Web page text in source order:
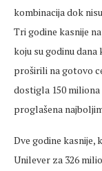
kombinacija dok
Tri godine kasnije
koju su godinu dana
proširili na gotovo
dostigla 150 miliona
proglašena
Dve godine kasnije,
Unilever za 326